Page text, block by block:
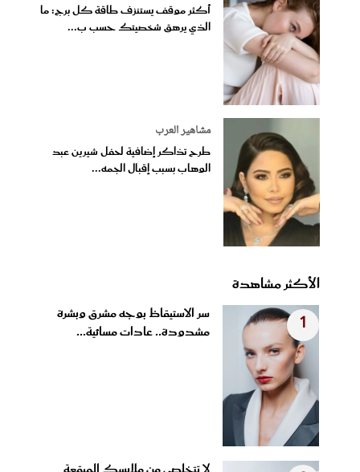
أكثر موقف يستنزف طاقة كل برج: ما
الذي يرهق شخصيتك حسب ب...
مشاهير العرب
طرح تذاكر إضافية لحفل شيرين عبد
الوهاب بسبب إقبال الجمه...
الأكثر مشاهدة
1
سر الاستيقاظ بوجه مشرق وبشرة
مشدودة.. عادات مسائية...